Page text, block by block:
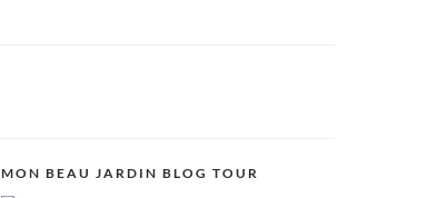
MON BEAU JARDIN BLOG TOUR